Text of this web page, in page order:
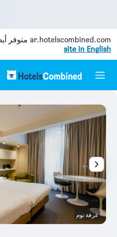
ar.hotelscombined.com متوفر
site in English
غرفة نوم